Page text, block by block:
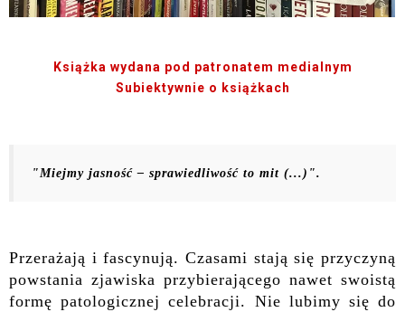
Książka wydana pod patronatem medialnym
Subiektywnie o książkach
"Miejmy jasność – sprawiedliwość to mit (...) ".
Przerażają i fascynują. Czasami stają się przyczyną
powstania zjawiska przybierającego nawet swoistą
formę patologicznej celebracji. Nie lubimy się do